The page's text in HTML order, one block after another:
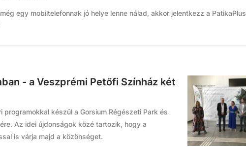
egy mobiltelefonnak jó helye lenne nálad, akkor jelentkezz a PatikaPlus
- a Veszprémi Petőfi Színház két
készül a Gorsium Régészeti Park és
Az idei újdonságok közé tartozik, hogy a
is várja majd a közönséget.